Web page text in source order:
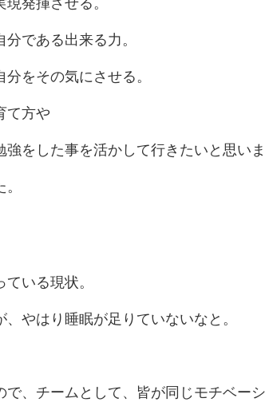
発揮させる。
である出来る力。
をその気にさせる。
て方や
をした事を活かして行きたいと思いま
いる現状。
やはり睡眠が足りていないなと。
、チームとして、皆が同じモチベー